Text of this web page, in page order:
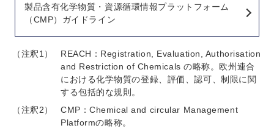
製品含有化学物質・資源循環情報プラットフォーム
（CMP）ガイドライン
（注釈1）
REACH：Registration, Evaluation, Authorisation
and Restriction of Chemicals の略称。欧州連合
における化学物質の登録、評価、認可、制限に関
する包括的な規則。
（注釈2）
CMP：Chemical and circular Management
Platformの略称。